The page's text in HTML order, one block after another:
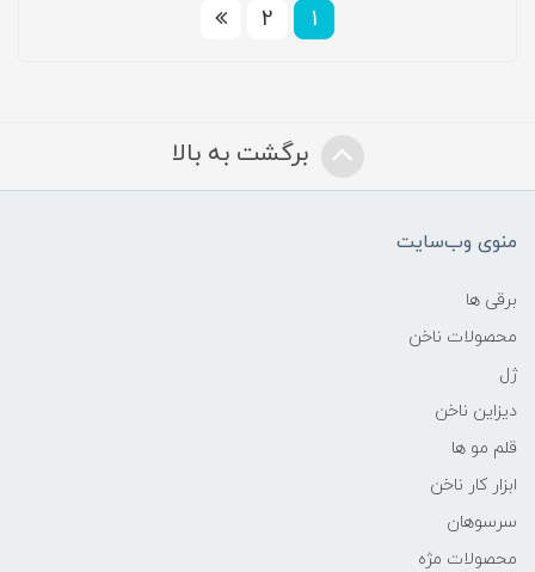
1
2
برگشت به بالا
منوی وب‌سایت
برقی ها
محصولات ناخن
ژل
دیزاین ناخن
قلم مو ها
ابزار کار ناخن
سرسوهان
محصولات مژه